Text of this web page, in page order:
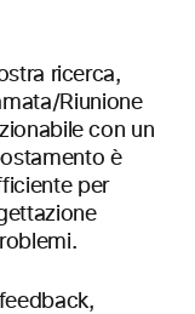
ricerca,
Riunione
con un
è
per